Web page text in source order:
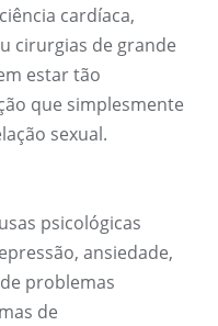
cardíaca,
cirurgias de grande
estar tão
que simplesmente
sexual.
psicológicas
ansiedade,
problemas
de